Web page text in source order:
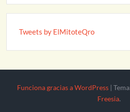
Tweets by ElMitoteQro
Funciona gracias a WordPress |
Freesia.